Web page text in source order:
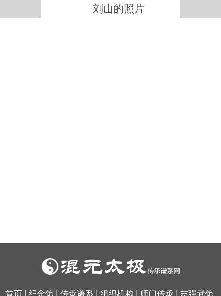
刘山的照片
首页 | 纪念馆 | 传承谱系 | 组织机构 | 师门传承 | 志强武馆